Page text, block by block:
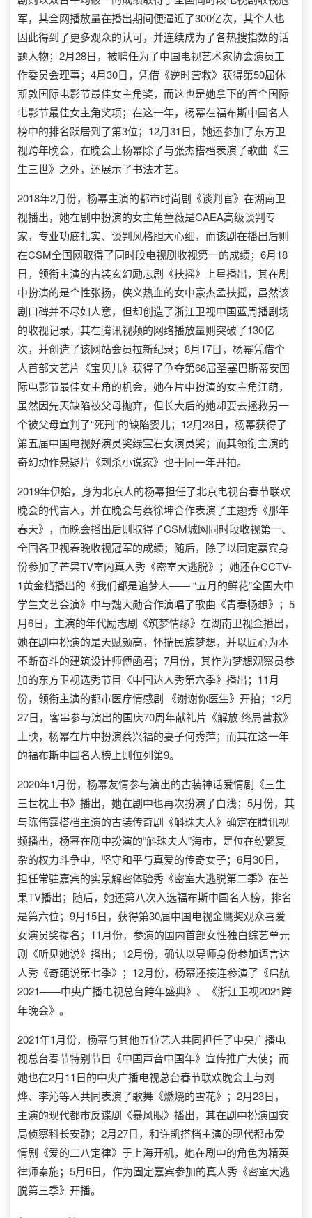
军，其全网播放量在播出期间便逼近了300亿次，其个人也
因此得到了更多观众的认可，并连续成为了各热搜指数的话
题人物；2月28日，被聘任为了中国电视艺术家协会演员工
作委员会理事；4月30日，凭借《逆时营救》获得第50届休
斯敦国际电影节最佳女主角奖，而这也是她拿下的首个国际
电影节最佳女主角奖项；在这一年，杨幂在福布斯中国名人
榜中的排名跃居到了第3位；12月31日，她还参加了东方卫
视跨年晚会，在晚会上杨幂除了与张杰搭档表演了歌曲《三
生三世》之外，还展示了书法才艺。
2018年2月份，杨幂主演的都市时尚剧《谈判官》在湖南卫
视播出，她在剧中扮演的女主角童薇是CAEA高级谈判专
家，专业功底扎实、谈判风格胆大心细，而该剧在播出后则
在CSM全国网取得了同时段电视剧收视第一的成绩；6月18
日，领衔主演的古装玄幻励志剧《扶摇》上星播出，其在剧
中扮演的是个性张扬，侠义热血的女中豪杰孟扶摇，虽然该
剧口碑并不尽如人意，但却创造了浙江卫视中国蓝周播剧场
的收视记录，其在腾讯视频的网络播放量则突破了130亿
次，并创造了该网站会员拉新纪录；8月17日，杨幂凭借个
人首部文艺片《宝贝儿》获得了争夺第66届圣塞巴斯蒂安国
际电影节最佳女主角的机会，她在片中扮演的女主角江萌，
虽然因先天缺陷被父母抛弃，但长大后的她却要去拯救另一
个被父母宣判了“死刑”的缺陷婴儿；12月28日，杨幂获得了
第五届中国电视好演员奖绿宝石女演员奖；而其领衔主演的
奇幻动作悬疑片《刺杀小说家》也于同一年开拍。
2019年伊始，身为北京人的杨幂担任了北京电视台春节联欢
晚会的代言人，并在晚会与蔡徐坤合作表演了主题秀《那年
春天》，而晚会播出后则取得了CSM城网同时段收视第一、
全国各卫视春晚收视冠军的成绩；随后，除了以固定嘉宾身
份参加了芒果TV室内真人秀《密室大逃脱》；她还在CCTV-
1黄金档播出的《我们都是追梦人—— “五月的鲜花”全国大中
学生文艺会演》中与魏大勋合作演唱了歌曲《青春畅想》；5
月6日，主演的年代励志剧《筑梦情缘》在湖南卫视金播出，
她在剧中扮演的是天赋颇高，怀揣民族梦想，并以匠心为本
不断奋斗的建筑设计师傅函君；7月份，其作为梦想观察员参
加的东方卫视选秀节目《中国达人秀第六季》播出；11月
份，领衔主演的都市医疗情感剧 《谢谢你医生》开拍；12月
27日，客串参与演出的国庆70周年献礼片《解放·终局营救》
上映，杨幂在片中扮演蔡兴福的妻子何秀萍；而其在这一年
的福布斯中国名人榜上则位列第9。
2020年1月份，杨幂友情参与演出的古装神话爱情剧《三生
三世枕上书》播出，她在剧中也再次扮演了白浅；5月份，其
与陈伟霆搭档主演的古装传奇剧《斛珠夫人》确定在腾讯视
频播出，杨幂在剧中扮演的“斛珠夫人”海市，是位在纷繁复
杂的权力斗争中，坚守和平与真爱的传奇女子；6月30日，
担任常驻嘉宾的实景解密体验秀《密室大逃脱第二季》在芒
果TV播出；随后，她还第八次入选福布斯中国名人榜，排名
是第六位；9月15日，获得第30届中国电视金鹰奖观众喜爱
女演员奖提名；11月份，参演的国内首部女性独白综艺单元
剧《听见她说》播出；12月份，确认以导师身份参加语言达
人秀《奇葩说第七季》；12月份，杨幂还接连参演了《启航
2021——中央广播电视总台跨年盛典》、《浙江卫视2021跨
年晚会》。
2021年1月份，杨幂与其他五位艺人共同担任了中央广播电
视总台春节特别节目《中国声音中国年》宣传推广大使；而
她也在2月11日的中央广播电视总台春节联欢晚会上与刘
烨、李沁等人共同表演了歌舞《燃烧的雪花》；2月23日，
主演的现代都市反谍剧《暴风眼》播出，其在剧中扮演国安
局侦察科长安静；2月27日，和许凯搭档主演的现代都市爱
情剧《爱的二八定律》于上海开机，她在剧中的角色为精英
律师秦施；5月6日，作为固定嘉宾参加的真人秀《密室大逃
脱第三季》开播。